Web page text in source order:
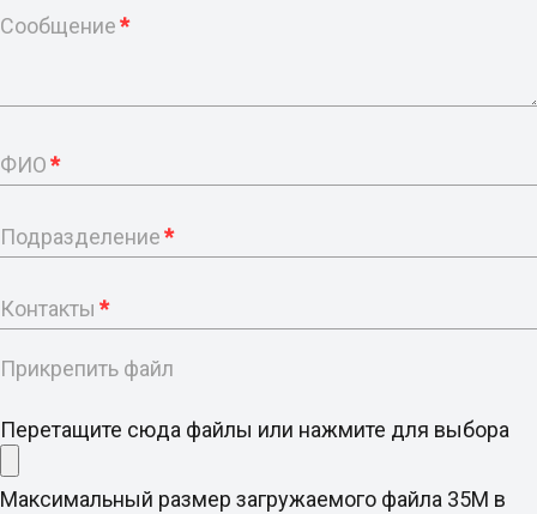
Сообщение*
ФИО*
Подразделение*
Контакты *
Прикрепить файл
Перетащите сюда файлы или нажмите для выбора
Максимальный размер загружаемого файла 35M в